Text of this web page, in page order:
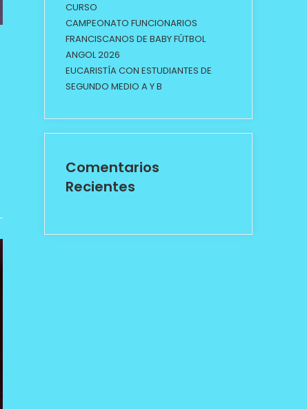
CURSO
CAMPEONATO FUNCIONARIOS
FRANCISCANOS DE BABY FÚTBOL
ANGOL 2026
EUCARISTÍA CON ESTUDIANTES DE
SEGUNDO MEDIO A Y B
Comentarios
Recientes